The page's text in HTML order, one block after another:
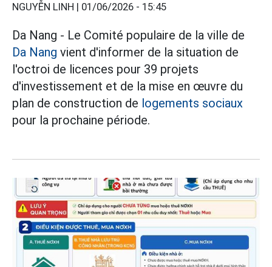
NGUYỄN LINH | 01/06/2026 - 15:45
Da Nang - Le Comité populaire de la ville de
Da Nang vient d'informer de la situation de
l'octroi de licences pour 39 projets
d'investissement et de la mise en œuvre du
plan de construction de logements sociaux
pour la prochaine période.